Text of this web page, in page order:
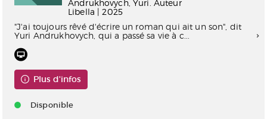
Andrukhovych, Yuri. Auteur
Libella | 2025
"J'ai toujours rêvé d'écrire un roman qui ait un son", dit
Yuri Andrukhovych, qui a passé sa vie à c...
Plus d'infos
Disponible